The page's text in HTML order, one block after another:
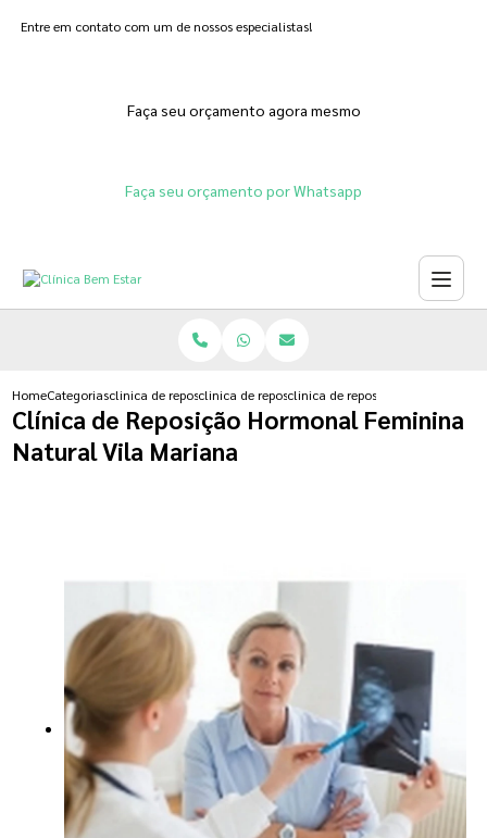
Entre em contato com um de nossos especialistas!
Faça seu orçamento agora mesmo
Faça seu orçamento por Whatsapp
HomeCategoriasclinica de reposicao hormonalclinica de reposicao hormonal que emagrece
clinica de reposicao hormonal
Clínica de Reposição Hormonal Feminina
Natural Vila Mariana